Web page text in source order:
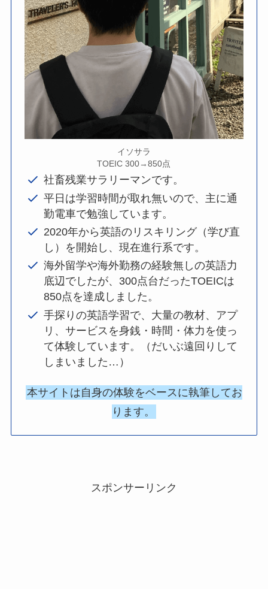
イソサラ
TOEIC 300→850点
社畜残業サラリーマンです。
平日は学習時間が取れ無いので、主に通
勤電車で勉強しています。
2020年から英語のリスキリング（学び直
し）を開始し、現在進行系です。
海外留学や海外勤務の経験無しの英語力
底辺でしたが、300点台だったTOEICは
850点を達成しました。
手探りの英語学習で、大量の教材、アプ
リ、サービスを身銭・時間・体力を使っ
て体験しています。（だいぶ遠回りして
しまいました…）
本サイトは自身の体験をベースに執筆してお
ります。
スポンサーリンク